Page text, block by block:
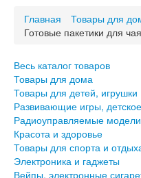
Товары для детей,
Развивающие
Красота и здоровье
Товары для спорта
Электроника и
Вейпы,
Товары для сада и
Украшения и часы
Мужские часы
Главная
Товары для
Готовые пакетики для
Весь каталог товаров
Товары для дома
Товары для детей, игрушки
Развивающие игры,
Радиоуправляемые
Красота и здоровье
Товары для спорта и
Электроника и гаджеты
Вейпы, электронные